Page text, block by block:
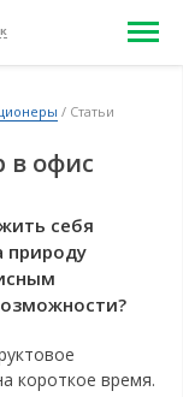
/ Статьи
в офис
себя
природу
короткое время.